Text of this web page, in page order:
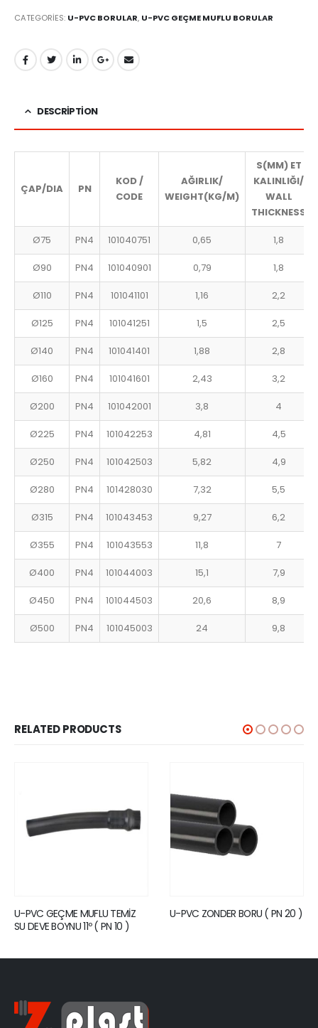
CATEGORIES: U-PVC BORULAR, U-PVC GEÇME MUFLU BORULAR
DESCRIPTION
ÇAP/DIA PN
KOD /
CODE
AĞIRLIK/
WEIGHT(KG/M)
S(MM) ET
KALINLIĞI/
WALL
THICKNESS
Ø75 PN4 101040751 0,65 1,8
Ø90 PN4 101040901 0,79 1,8
Ø110 PN4 101041101 1,16 2,2
Ø125 PN4 101041251 1,5 2,5
Ø140 PN4 101041401 1,88 2,8
Ø160 PN4 101041601 2,43 3,2
Ø200 PN4 101042001 3,8 4
Ø225 PN4 101042253 4,81 4,5
Ø250 PN4 101042503 5,82 4,9
Ø280 PN4 101428030 7,32 5,5
Ø315 PN4 101043453 9,27 6,2
Ø355 PN4 101043553 11,8 7
Ø400 PN4 101044003 15,1 7,9
Ø450 PN4 101044503 20,6 8,9
Ø500 PN4 101045003 24 9,8
RELATED PRODUCTS
U-PVC ZONDER BORU ( PN 20 )
U-PVC YAPIŞTIRMA MUFLU